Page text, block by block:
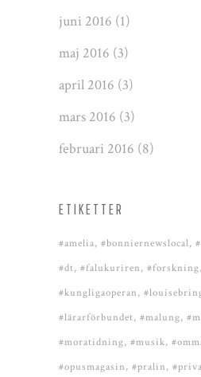
juni 2016 (1)
maj 2016 (3)
april 2016 (3)
mars 2016 (3)
februari 2016 (8)
ETIKETTER
#amelia #bonniernewslocal
#dt #falukuriren #forskning
#kungligaoperan
#lärarförbundet #malung
#moratidning #musik
#opusmagasin #pralin